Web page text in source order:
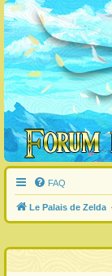
FAQ
Le Palais de Zelda